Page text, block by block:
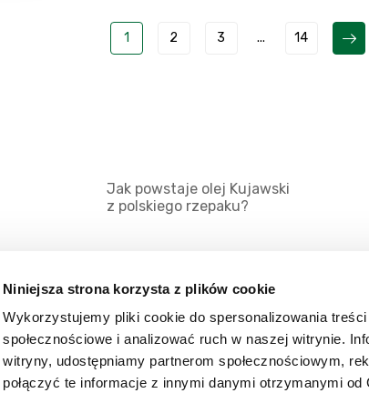
Niniejsza strona korzysta z plików cookie
Wykorzystujemy pliki cookie do spersonalizowania
społecznościowe i analizować ruch w naszej witrynie.
witryny, udostępniamy partnerom społecznościowym,
połączyć te informacje z innymi danymi otrzymanymi
1 2 3 ... 14
Jak powstaje olej Kujawski
z polskiego rzepaku?
Mapa serwisu
Kanały RSS